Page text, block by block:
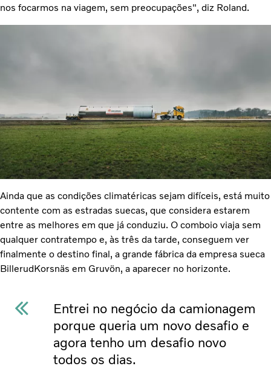
nos focarmos na viagem, sem preocupações", diz Roland.
Ainda que as condições climatéricas sejam difíceis, está muito
contente com as estradas suecas, que considera estarem
entre as melhores em que já conduziu. O comboio viaja sem
qualquer contratempo e, às três da tarde, conseguem ver
finalmente o destino final, a grande fábrica da empresa sueca
BillerudKorsnäs em Gruvön, a aparecer no horizonte.
Entrei no negócio da camionagem
porque queria um novo desafio e
agora tenho um desafio novo
todos os dias.